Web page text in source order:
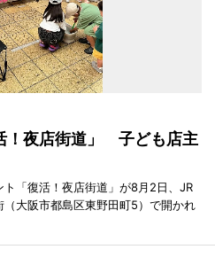
！夜店街道」 子ども店主
「復活！夜店街道」が8月2日、JR
大阪市都島区東野田町5）で開かれ